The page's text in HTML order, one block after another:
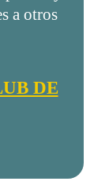
a otros
DE